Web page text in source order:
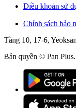
Điều khoản sử
|
Chính sách bảo
Tầng 10, 17-6,
Bản quyền © Pan